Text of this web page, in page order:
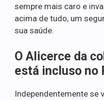
sempre mais caro e
acima de tudo, um
sua saúde.
O Alicerce da
está incluso no
Independentemente se